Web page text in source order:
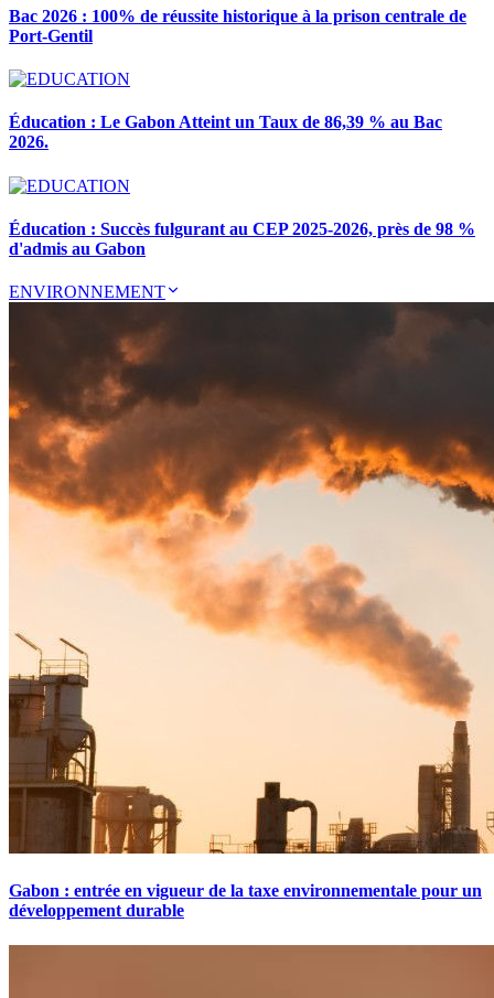
Bac 2026 : 100% de réussite historique à la prison centrale de
Port-Gentil
Éducation : Le Gabon Atteint un Taux de 86,39 % au Bac
2026.
Éducation : Succès fulgurant au CEP 2025-2026, près de 98 %
d'admis au Gabon
ENVIRONNEMENT
Gabon : entrée en vigueur de la taxe environnementale pour un
développement durable